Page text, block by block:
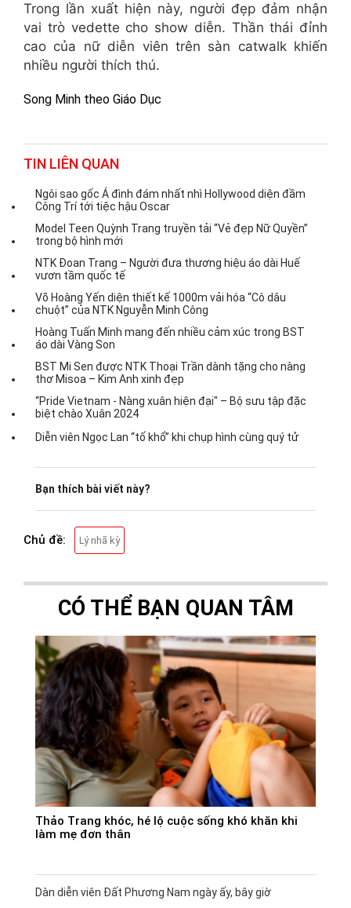
Trong lần xuất hiện này, người đẹp đảm nhận
vai trò vedette cho show diễn. Thần thái đỉnh
cao của nữ diễn viên trên sàn catwalk khiến
nhiều người thích thú.
Song Minh theo Giáo Dục
TIN LIÊN QUAN
Ngôi sao gốc Á đình đám nhất nhì Hollywood diện đầm
Công Trí tới tiệc hậu Oscar
Model Teen Quỳnh Trang truyền tải “Vẻ đẹp Nữ Quyền”
trong bộ hình mới
NTK Đoan Trang – Người đưa thương hiệu áo dài Huế
vươn tầm quốc tế
Võ Hoàng Yến diện thiết kế 1000m vải hóa “Cô dâu
chuột” của NTK Nguyễn Minh Công
Hoàng Tuấn Minh mang đến nhiều cảm xúc trong BST
áo dài Vàng Son
BST Mi Sen được NTK Thoại Trần dành tặng cho nàng
thơ Misoa – Kim Anh xinh đẹp
“Pride Vietnam - Nàng xuân hiện đại" – Bộ sưu tập đặc
biệt chào Xuân 2024
Diễn viên Ngọc Lan “tố khổ” khi chụp hình cùng quý tử
Bạn thích bài viết này?
Chủ đề: Lý nhã kỳ
CÓ THỂ BẠN QUAN TÂM
Thảo Trang khóc, hé lộ cuộc sống khó khăn khi
làm mẹ đơn thân
Dàn diễn viên Đất Phương Nam ngày ấy, bây giờ